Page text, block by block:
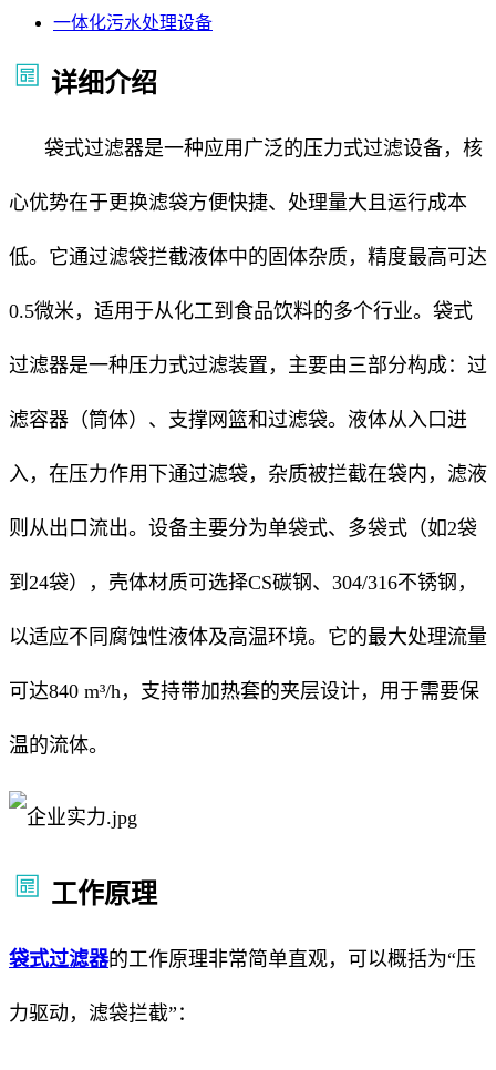
一体化污水处理设备
详细介绍
袋式过滤器是一种应用广泛的压力式过滤设备，核
心优势在于更换滤袋方便快捷、处理量大且运行成本
低。它通过滤袋拦截液体中的固体杂质，精度最高可达
0.5微米，适用于从化工到食品饮料的多个行业。袋式
过滤器是一种压力式过滤装置，主要由三部分构成：过
滤容器（筒体）、支撑网篮和过滤袋。液体从入口进
入，在压力作用下通过滤袋，杂质被拦截在袋内，滤液
则从出口流出。设备主要分为单袋式、多袋式（如2袋
到24袋），壳体材质可选择CS碳钢、304/316不锈钢，
以适应不同腐蚀性液体及高温环境。它的最大处理流量
可达840 m³/h，支持带加热套的夹层设计，用于需要保
温的流体。
工作原理
袋式过滤器的工作原理非常简单直观，可以概括为“压
力驱动，滤袋拦截”：